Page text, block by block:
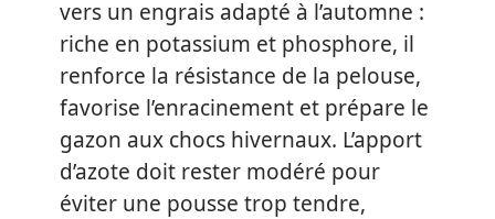
vers un engrais adapté à l’automne :
riche en potassium et phosphore, il
renforce la résistance de la pelouse,
favorise l’enracinement et prépare le
gazon aux chocs hivernaux. L’apport
d’azote doit rester modéré pour
éviter une pousse trop tendre,